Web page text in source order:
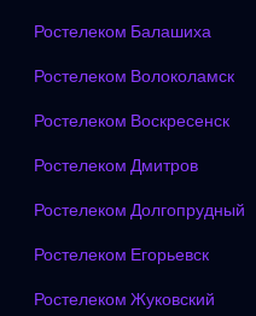
Ростелеком Балашиха
Ростелеком Волоколамск
Ростелеком Воскресенск
Ростелеком Дмитров
Ростелеком Долгопрудный
Ростелеком Егорьевск
Ростелеком Жуковский